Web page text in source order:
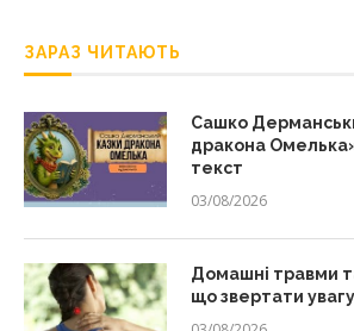
ЗАРАЗ ЧИТАЮТЬ
Сашко
дракона
текст
03/08/2026
Домашні травми
що звертати